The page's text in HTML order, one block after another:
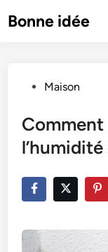
toBonne idée
PostedMaison